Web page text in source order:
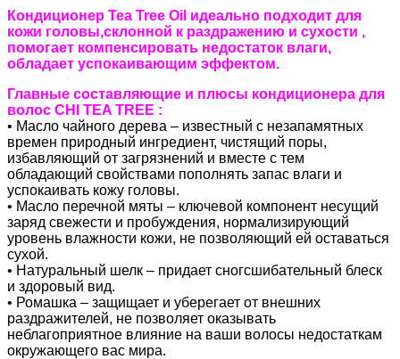
Кондиционер Tea Tree Oil идеально подходит для
кожи головы,склонной к раздражению и сухости ,
помогает компенсировать недостаток влаги,
обладает успокаивающим эффектом.
Главные составляющие и плюсы кондиционера для
волос CHI TEA TREE :
• Масло чайного дерева – известный с незапамятных
времен природный ингредиент, чистящий поры,
избавляющий от загрязнений и вместе с тем
обладающий свойствами пополнять запас влаги и
успокаивать кожу головы.
• Масло перечной мяты – ключевой компонент несущий
заряд свежести и пробуждения, нормализирующий
уровень влажности кожи, не позволяющий ей оставаться
сухой.
• Натуральный шелк – придает сногсшибательный блеск
и здоровый вид.
• Ромашка – защищает и уберегает от внешних
раздражителей, не позволяет оказывать
неблагоприятное влияние на ваши волосы недостаткам
окружающего вас мира.